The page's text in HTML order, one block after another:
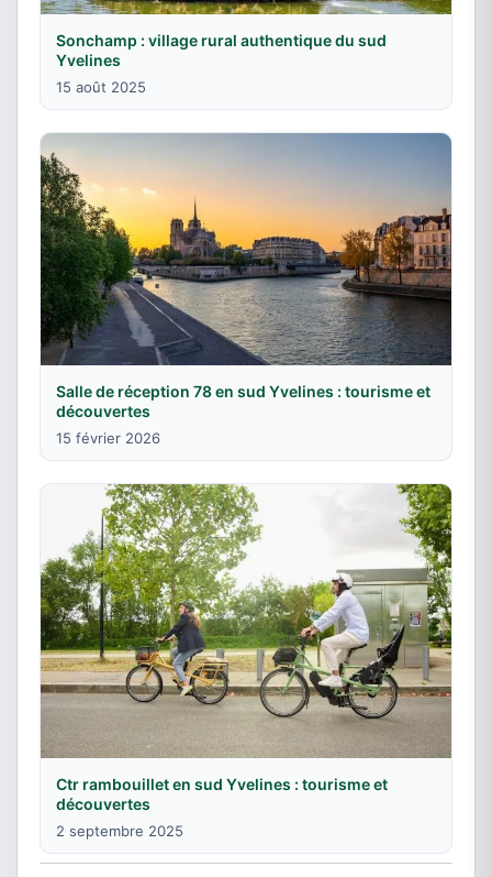
Sonchamp : village rural authentique du sud
Yvelines
15 août 2025
Salle de réception 78 en sud Yvelines : tourisme et
découvertes
15 février 2026
Ctr rambouillet en sud Yvelines : tourisme et
découvertes
2 septembre 2025